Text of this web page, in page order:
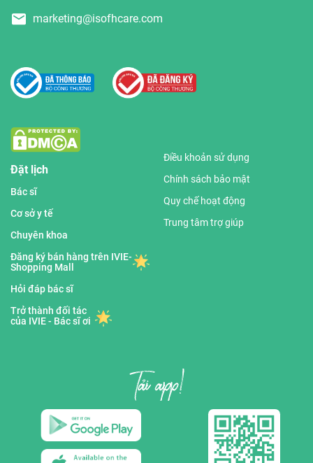
marketing@isofhcare.com
Đặt lịch
Bác sĩ
Cơ sở y tế
Chuyên khoa
Đăng ký bán hàng trên IVIE-
Shopping Mall
Hỏi đáp bác sĩ
Trở thành đối tác
của IVIE - Bác sĩ ơi
Điều khoản sử dụng
Chính sách bảo mật
Quy chế hoạt động
Trung tâm trợ giúp